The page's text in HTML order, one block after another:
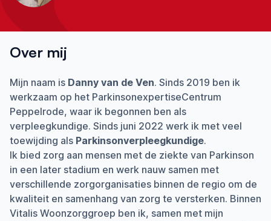
Over mij
Mijn naam is Danny van de Ven. Sinds 2019 ben ik
werkzaam op het ParkinsonexpertiseCentrum
Peppelrode, waar ik begonnen ben als
verpleegkundige. Sinds juni 2022 werk ik met veel
toewijding als Parkinsonverpleegkundige.
Ik bied zorg aan mensen met de ziekte van Parkinson
in een later stadium en werk nauw samen met
verschillende zorgorganisaties binnen de regio om de
kwaliteit en samenhang van zorg te versterken. Binnen
Vitalis Woonzorggroep ben ik, samen met mijn